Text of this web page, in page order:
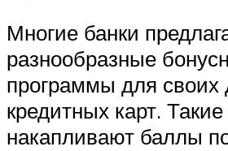
Многие банки
разнообразные
программы для своих
кредитных карт. Такие
накапливают баллы